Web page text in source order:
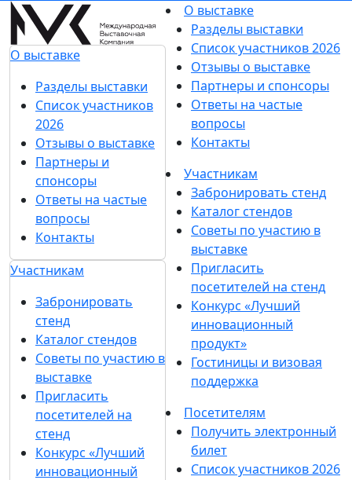
О выставке
Разделы выставки
Список участников
2026
Отзывы о выставке
Партнеры и
спонсоры
Ответы на частые
вопросы
Контакты
Участникам
Забронировать
стенд
Каталог стендов
Советы по участию в
выставке
Пригласить
посетителей на
стенд
Конкурс «Лучший
инновационный
О выставке
Разделы выставки
Список участников 2026
Отзывы о выставке
Партнеры и спонсоры
Ответы на частые
вопросы
Контакты
Участникам
Забронировать стенд
Каталог стендов
Советы по участию в
выставке
Пригласить
посетителей на стенд
Конкурс «Лучший
инновационный
продукт»
Гостиницы и визовая
поддержка
Посетителям
Получить электронный
билет
Список участников 2026